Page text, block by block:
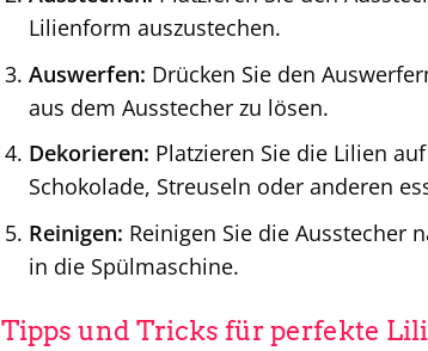
Lilienform auszustechen.
Auswerfen: Drücken Sie den
aus dem Ausstecher zu lösen.
Dekorieren: Platzieren Sie die Lilien
Schokolade, Streuseln oder anderen
Reinigen: Reinigen Sie die Ausstecher
in die Spülmaschine.
Tipps und Tricks für perfekte